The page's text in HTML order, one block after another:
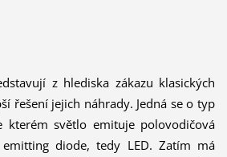
z hlediska zákazu klasických
řešení jejich náhrady. Jedná se o typ
kterém světlo emituje polovodičová
diode, tedy LED. Zatím má